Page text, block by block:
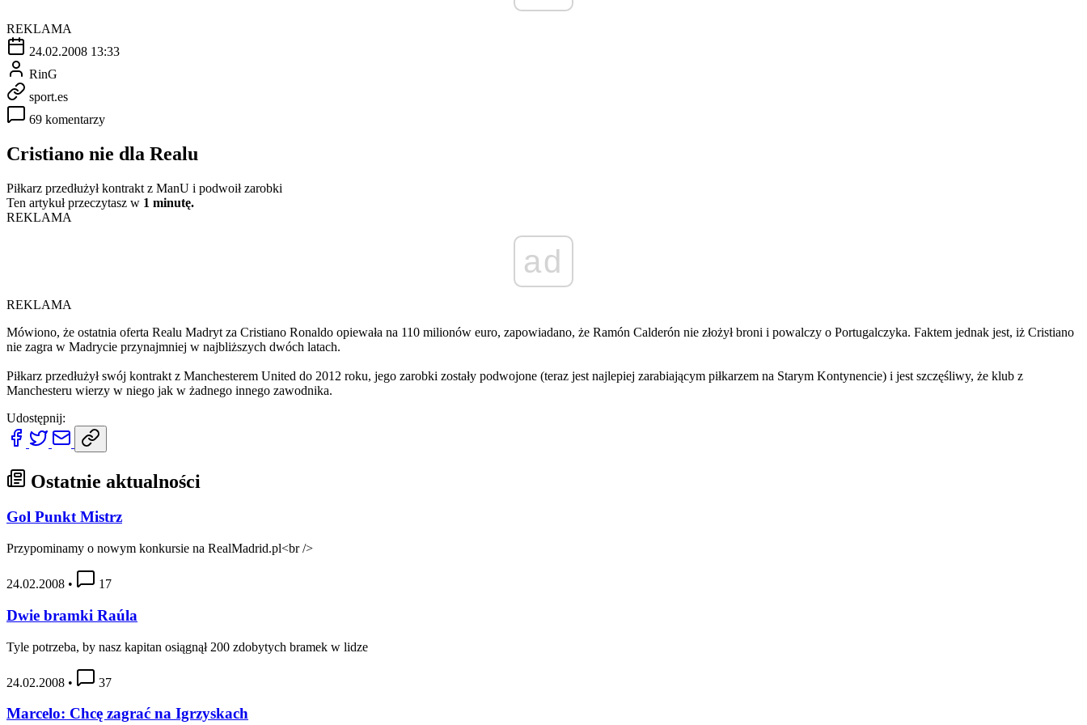
REKLAMA
24.02.2008 13:33
RinG
sport.es
69 komentarzy
Cristiano nie dla Realu
Piłkarz przedłużył kontrakt z ManU i podwoił zarobki
Ten artykuł przeczytasz w 1 minutę.
REKLAMA
ad
REKLAMA
Mówiono, że ostatnia oferta Realu Madryt za Cristiano Ronaldo opiewała na 110 milionów euro, zapowiadano, że Ramón Calderón nie złożył broni i powalczy o Portugalczyka. Faktem jednak jest, iż Cristiano
nie zagra w Madrycie przynajmniej w najbliższych dwóch latach.
Piłkarz przedłużył swój kontrakt z Manchesterem United do 2012 roku, jego zarobki zostały podwojone (teraz jest najlepiej zarabiającym piłkarzem na Starym Kontynencie) i jest szczęśliwy, że klub z
Manchesteru wierzy w niego jak w żadnego innego zawodnika.
Udostępnij:
Ostatnie aktualności
Gol Punkt Mistrz
Przypominamy o nowym konkursie na RealMadrid.pl<br />
24.02.2008 • 17
Dwie bramki Raúla
Tyle potrzeba, by nasz kapitan osiągnął 200 zdobytych bramek w lidze
24.02.2008 • 37
Marcelo: Chcę zagrać na Igrzyskach